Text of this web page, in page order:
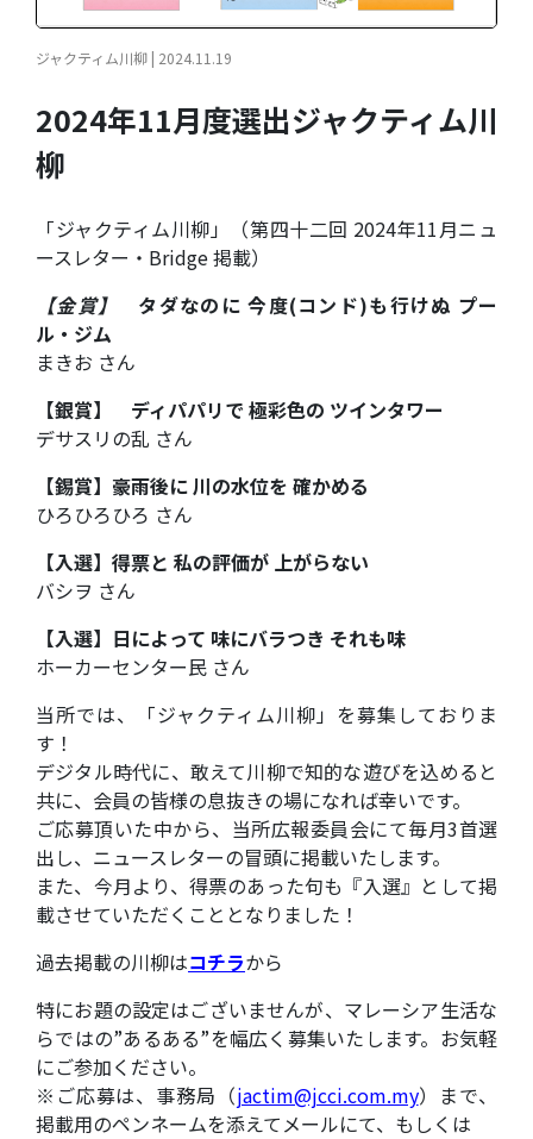
ジャクティム川柳 | 2024.11.19
2024年11月度選出ジャクティム川
柳
「ジャクティム川柳」（第四十二回 2024年11月ニュ
ースレター・Bridge 掲載）
【金賞】
タダなのに 今度(コンド)も行けぬ プー
ル・ジム
まきお さん
【銀賞】 ディパパリで 極彩色の ツインタワー
デサスリの乱 さん
【錫賞】豪雨後に 川の水位を 確かめる
ひろひろひろ さん
【入選】得票と 私の評価が 上がらない
バシヲ さん
【入選】日によって 味にバラつき それも味
ホーカーセンター民 さん
当所では、「ジャクティム川柳」を募集しておりま
す！
デジタル時代に、敢えて川柳で知的な遊びを込めると
共に、会員の皆様の息抜きの場になれば幸いです。
ご応募頂いた中から、当所広報委員会にて毎月3首選
出し、ニュースレターの冒頭に掲載いたします。
また、今月より、得票のあった句も『入選』として掲
載させていただくこととなりました！
過去掲載の川柳はコチラから
特にお題の設定はございませんが、マレーシア生活な
らではの”あるある”を幅広く募集いたします。お気軽
にご参加ください。
※ご応募は、事務局（jactim@jcci.com.my）まで、
掲載用のペンネームを添えてメールにて、もしくは